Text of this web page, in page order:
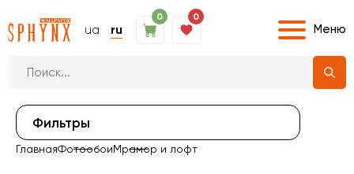
ua ru
0 0
Меню
Фильтры
ГлавнаяФотообоиМрамор и лофт